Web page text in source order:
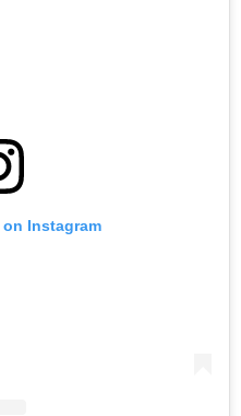
Instagram